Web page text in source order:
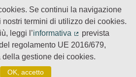
Se continui la navigazione
termini di utilizzo dei cookies.
leggi l’informativa
(Collegamento
prevista
regolamento UE 2016/679,
della gestione dei cookies.
OK, accetto